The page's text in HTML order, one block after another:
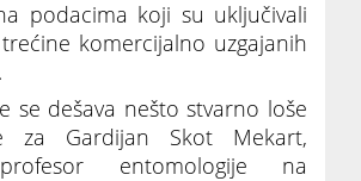
podacima koji su uključivali
komercijalno uzgajanih
se dešava nešto stvarno loše
Gardijan Skot Mekart,
entomologije na